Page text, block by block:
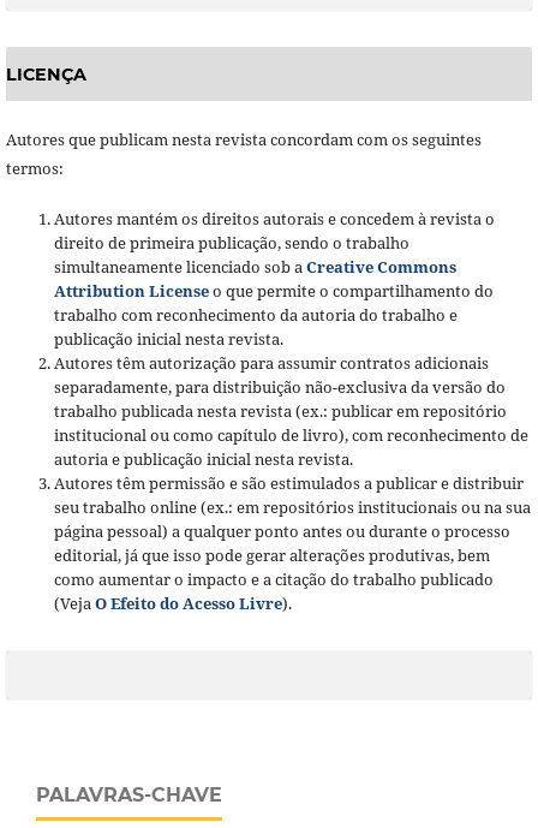
LICENÇA
Autores que publicam nesta revista concordam com os seguintes
termos:
Autores mantém os direitos autorais e concedem à revista o
direito de primeira publicação, sendo o trabalho
simultaneamente licenciado sob aCreative Commons
Attribution Licenseo que permite o compartilhamento do
trabalho com reconhecimento da autoria do trabalho e
publicação inicial nesta revista.
Autores têm autorização para assumir contratos adicionais
separadamente, para distribuição não-exclusiva da versão do
trabalho publicada nesta revista (ex.: publicar em repositório
institucional ou como capítulo de livro), com reconhecimento de
autoria e publicação inicial nesta revista.
Autores têm permissão e são estimulados a publicar e distribuir
seu trabalho online (ex.: em repositórios institucionais ou na sua
página pessoal) a qualquer ponto antes ou durante o processo
editorial, já que isso pode gerar alterações produtivas, bem
como aumentar o impacto e a citação do trabalho publicado
(VejaO Efeito do Acesso Livre).
PALAVRAS-CHAVE